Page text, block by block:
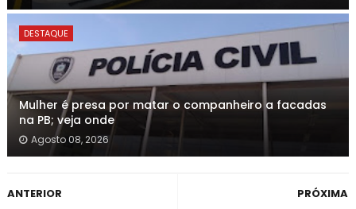
DESTAQUE
Mulher é presa por matar o companheiro a facadas
na PB; veja onde
Agosto 08, 2026
PRÓXIMA
ANTERIOR